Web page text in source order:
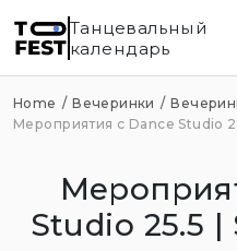
Танцевальный
календарь
Home Вечеринки
Мероприятия с Dance Studio
Studio 25.5 |